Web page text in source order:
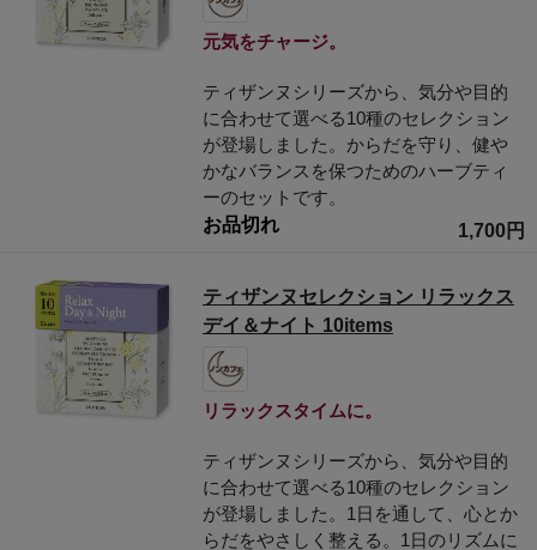
元気をチャージ。
ティザンヌシリーズから、気分や目的
に合わせて選べる10種のセレクション
が登場しました。からだを守り、健や
かなバランスを保つためのハーブティ
ーのセットです。
お品切れ
1,700円
ティザンヌセレクション リラックス
デイ＆ナイト 10items
リラックスタイムに。
ティザンヌシリーズから、気分や目的
に合わせて選べる10種のセレクション
が登場しました。1日を通して、心とか
らだをやさしく整える。1日のリズムに